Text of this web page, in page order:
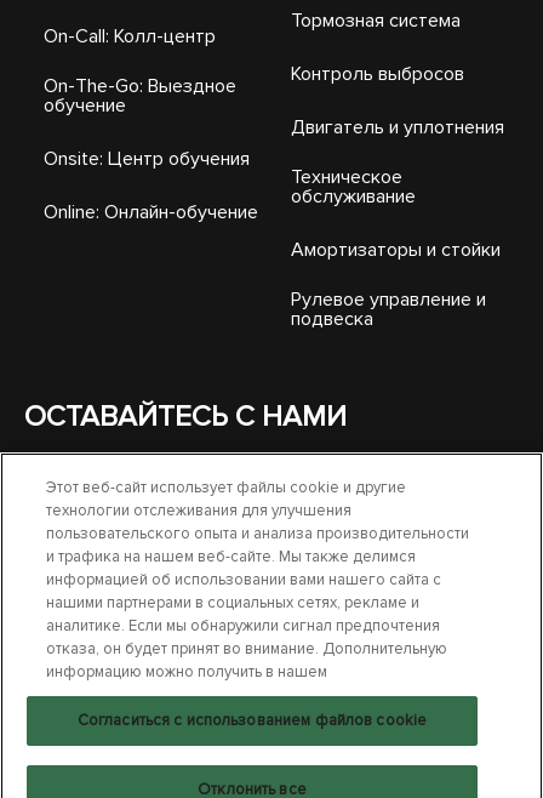
On-Call: Колл-центр
On-The-Go: Выездное
обучение
Onsite: Центр обучения
Online: Онлайн-обучение
Тормозная система
Контроль выбросов
Двигатель и уплотнения
Техническое
обслуживание
Амортизаторы и стойки
Рулевое управление и
подвеска
ОСТАВАЙТЕСЬ С НАМИ
СВЯЖИТЕСЬ С НАМИ
УСЛОВИЯ ИСПОЛЬЗОВАНИЯ
Этот веб-сайт использует файлы cookie и другие
технологии отслеживания для улучшения
пользовательского опыта и анализа производительности
и трафика на нашем веб-сайте. Мы также делимся
информацией об использовании вами нашего сайта с
нашими партнерами в социальных сетях, рекламе и
аналитике. Если мы обнаружили сигнал предпочтения
отказа, он будет принят во внимание. Дополнительную
информацию можно получить в нашем
Отклонить все
Согласиться с использованием файлов cookie